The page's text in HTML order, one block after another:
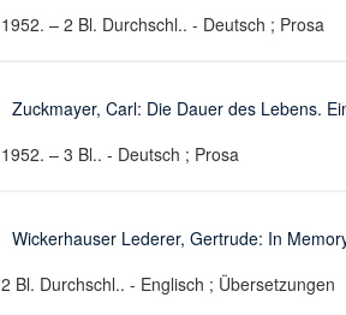
1952. – 2 Bl. Durchschl.. - Deutsch ; Prosa
Zuckmayer, Carl: Die Dauer des Lebens.
1952. – 3 Bl.. - Deutsch ; Prosa
Wickerhauser Lederer, Gertrude: In
2 Bl. Durchschl.. - Englisch ; Übersetzungen